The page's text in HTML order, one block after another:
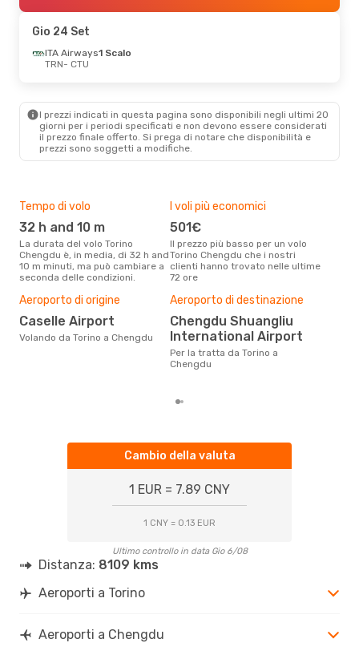
CTU- TRN
Lun 7 Set- Lun 14 Set
- TRN
Gio 24 Set
ITA Airways1 Scalo
TRN- CTU
I prezzi indicati in questa pagina sono disponibili negli ultimi 20
giorni per i periodi specificati e non devono essere considerati
il ​​prezzo finale offerto. Si prega di notare che disponibilità e
prezzi sono soggetti a modifiche.
Tempo di volo
32 h and 10 m
La durata del volo Torino
Chengdu è, in media, di 32 h and
10 m minuti, ma può cambiare a
seconda delle condizioni.
I voli più economici
501€
Il prezzo più basso per un volo
Torino Chengdu che i nostri
clienti hanno trovato nelle ultime
72 ore
Aeroporto di origine
Caselle Airport
Volando da Torino a Chengdu
Aeroporto di destinazione
Chengdu Shuangliu
International Airport
Per la tratta da Torino a
Chengdu
Cambio della valuta
1 EUR = 7.89 CNY
1 CNY = 0.13 EUR
Ultimo controllo in data Gio 6/08
Distanza: 8109 kms
Aeroporti a Torino
Aeroporti a Chengdu